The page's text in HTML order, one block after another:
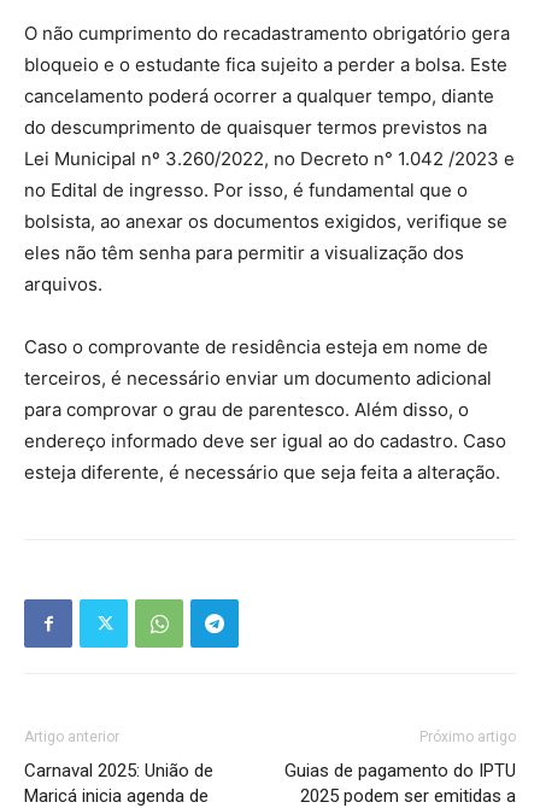
O não cumprimento do recadastramento obrigatório gera
bloqueio e o estudante fica sujeito a perder a bolsa. Este
cancelamento poderá ocorrer a qualquer tempo, diante
do descumprimento de quaisquer termos previstos na
Lei Municipal nº 3.260/2022, no Decreto n° 1.042 /2023 e
no Edital de ingresso. Por isso, é fundamental que o
bolsista, ao anexar os documentos exigidos, verifique se
eles não têm senha para permitir a visualização dos
arquivos.
Caso o comprovante de residência esteja em nome de
terceiros, é necessário enviar um documento adicional
para comprovar o grau de parentesco. Além disso, o
endereço informado deve ser igual ao do cadastro. Caso
esteja diferente, é necessário que seja feita a alteração.
Artigo anterior
Carnaval 2025: União de
Maricá inicia agenda de
Próximo artigo
Guias de pagamento do IPTU
2025 podem ser emitidas a